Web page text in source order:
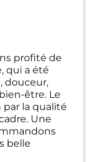
profité de
qui a été
douceur,
être. Le
par la qualité
Une
belle